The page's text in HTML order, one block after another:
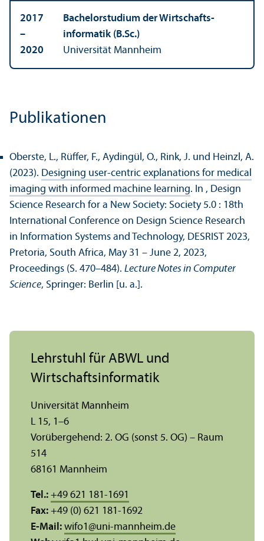
2017
–
2020
Bachelor­studium der Wirtschafts­
informatik (B.Sc.)
Universität Mannheim
Publikationen
Oberste, L., Rüffer, F., Aydingül, O., Rink, J. und Heinzl, A.
(2023). Designing user-centric explanations for medical
imaging with informed machine learning. In , Design
Science Research for a New Society: Society 5.0 : 18th
International Conference on Design Science Research
in Information Systems and Technology, DESRIST 2023,
Pretoria, South Africa, May 31 – June 2, 2023,
Proceedings (S. 470–484). Lecture Notes in Computer
Science, Springer: Berlin [u. a.].
Lehr­stuhl für ABWL und
Wirtschafts­informatik
Universität Mannheim
L 15, 1–6
Vorübergehend: 2. OG (sonst 5. OG) – Raum
514
68161 Mannheim
Tel.: +49 621 181-1691
Fax: +49 (0) 621 181-1692
E-Mail: wifo1 @uni-mannheim.de